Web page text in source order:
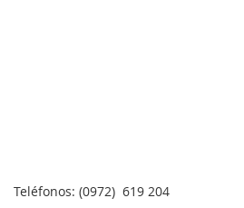
Teléfonos: (0972) 619 204